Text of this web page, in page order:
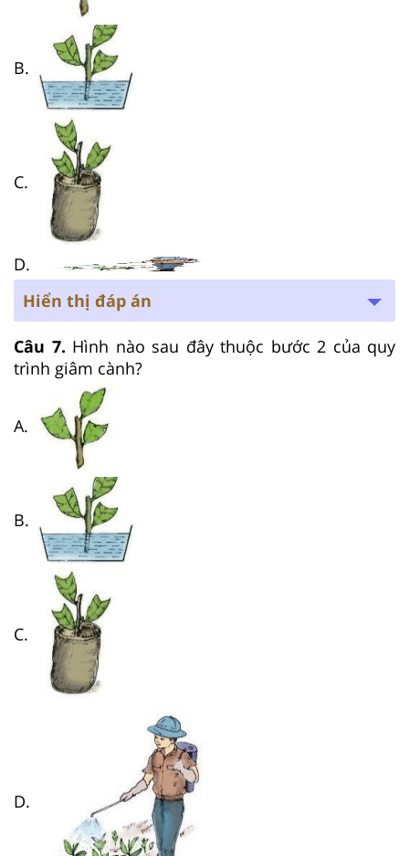
B.
C.
D.
Hiển thị đáp án
Câu 7. Hình nào sau đây thuộc bước 2 của quy
trình giâm cành?
A.
B.
C.
D.